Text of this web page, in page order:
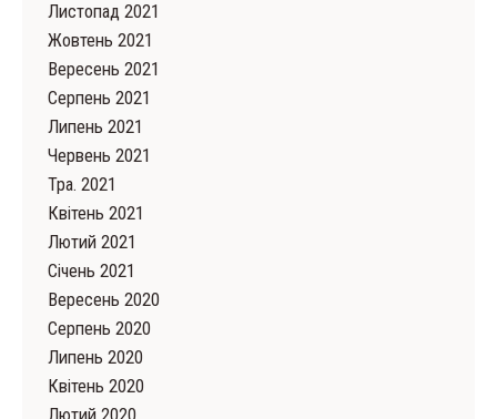
Листопад 2021
Жовтень 2021
Вересень 2021
Серпень 2021
Липень 2021
Червень 2021
Тра. 2021
Квітень 2021
Лютий 2021
Cічень 2021
Вересень 2020
Серпень 2020
Липень 2020
Квітень 2020